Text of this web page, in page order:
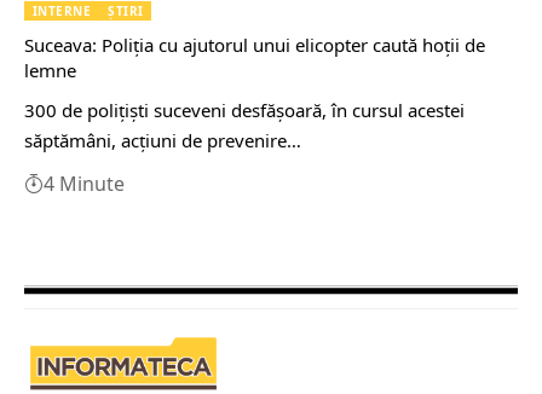
INTERNE ȘTIRI
Suceava: Poliția cu ajutorul unui elicopter caută hoții de
lemne
300 de poliţişti suceveni desfăşoară, în cursul acestei
săptămâni, acţiuni de prevenire…
4 Minute